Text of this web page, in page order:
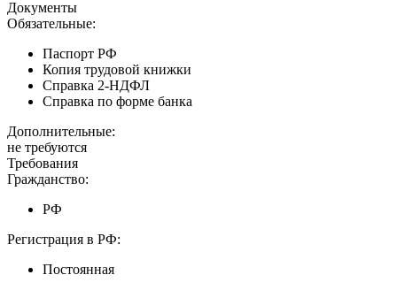
Документы
Обязательные:
Паспорт РФ
Копия трудовой книжки
Справка 2-НДФЛ
Справка по форме банка
Дополнительные:
не требуются
Требования
Гражданство:
РФ
Регистрация в РФ:
Постоянная